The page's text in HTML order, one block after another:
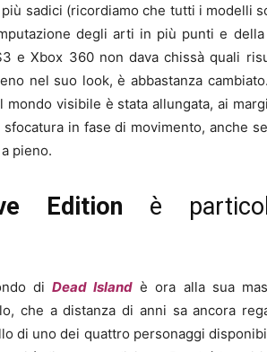
sadici (ricordiamo che tutti i modelli
degli arti in più punti e
e Xbox 360 non dava chissà quali
nel suo look, è abbastanza
visibile è stata allungata, ai
in fase di movimento, anche
pieno.
Edition è
di Dead Island è ora alla sua
che a distanza di anni sa ancora
di uno dei quattro personaggi